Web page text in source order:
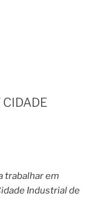
trabalhar em
Industrial de